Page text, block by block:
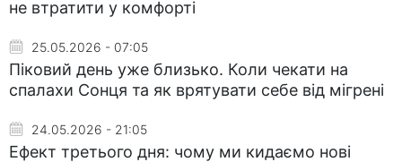
не втратити у комфорті
25.05.2026 - 07:05
Піковий день уже близько. Коли чекати на
спалахи Сонця та як врятувати себе від мігрені
24.05.2026 - 21:05
Ефект третього дня: чому ми кидаємо нові